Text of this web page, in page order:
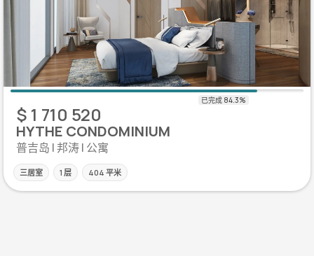
$ 1 710 520
HYTHE CONDOMINIUM
普吉岛 | 邦涛 | 公寓
三居室 1 层 404 平米